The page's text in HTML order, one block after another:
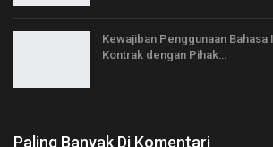
Kewajiban Penggunaan
Kontrak dengan Pihak…
Paling Banyak Di Komentari